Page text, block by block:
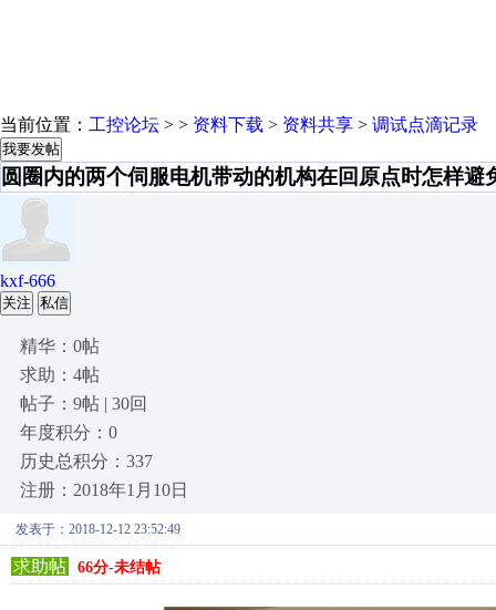
当前位置： 工控论坛 > > 资料下载 > 资料共享 > 调试点滴记录
我要发帖
圆圈内的两个伺服电机带动的机构在回原点时怎样避
kxf-666
关注 私信
精华：0帖
求助：4帖
帖子：9帖 | 30回
年度积分：0
历史总积分：337
注册：2018年1月10日
发表于：2018-12-12 23:52:49
求助帖 66分-未结帖